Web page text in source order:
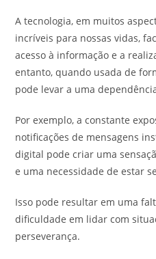
A tecnologia, em muitos
incríveis para nossas vidas,
acesso à informação e a
entanto, quando usada de
pode levar a uma
Por exemplo, a constante
notificações de mensagens
digital pode criar uma
e uma necessidade de estar
Isso pode resultar em uma
dificuldade em lidar com
perseverança.